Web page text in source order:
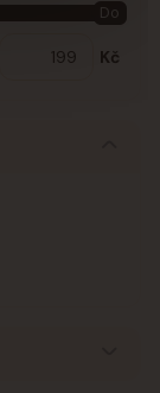
Do
Kč